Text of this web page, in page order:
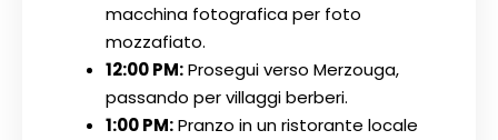
macchina fotografica per foto
mozzafiato.
12:00 PM:Prosegui verso Merzouga,
passando per villaggi berberi.
1:00 PM:Pranzo in un ristorante locale